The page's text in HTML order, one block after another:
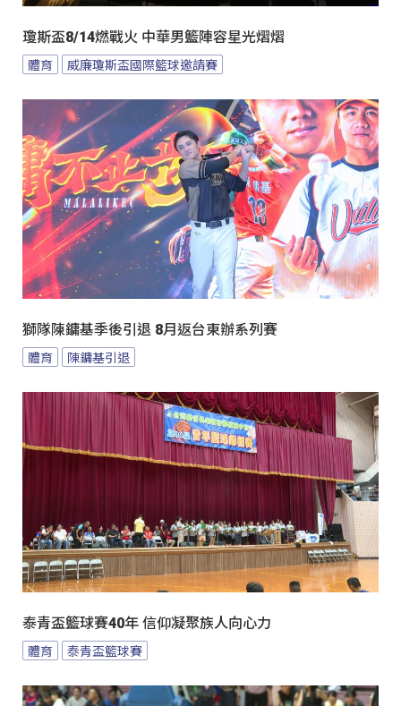
瓊斯盃8/14燃戰火 中華男籃陣容星光熠熠
體育 威廉瓊斯盃國際籃球邀請賽
獅隊陳鏞基季後引退 8月返台東辦系列賽
體育 陳鏞基引退
泰青盃籃球賽40年 信仰凝聚族人向心力
體育 泰青盃籃球賽